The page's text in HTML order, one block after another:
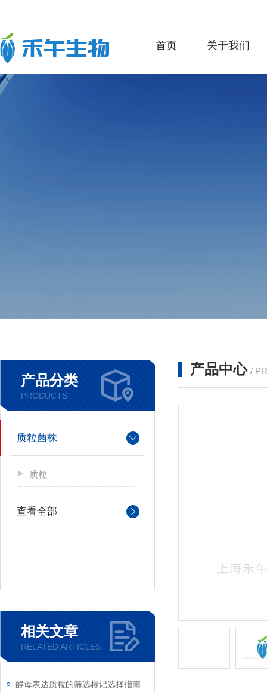
首页 关于我们
产品分类
PRODUCTS
质粒菌株
质粒
查看全部
相关文章
RELATED ARTICLES
酵母表达质粒的筛选标记选择指南
产品中心 /